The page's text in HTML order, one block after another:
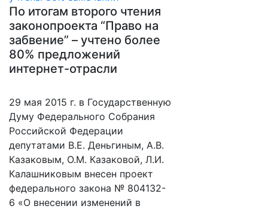
По итогам второго чтения
законопроекта “Право на
забвение” – учтено более
80% предложений
интернет-отрасли
29 мая 2015 г. в Государственную
Думу Федерального Собрания
Российской Федерации
депутатами В.Е. Деньгиным, А.В.
Казаковым, О.М. Казаковой, Л.И.
Калашниковым внесен проект
федерального закона № 804132-
6 «О внесении изменений в